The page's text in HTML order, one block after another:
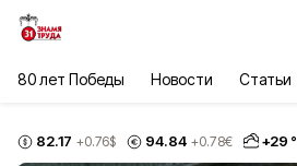
80 лет Победы Новости Статьи
82.17 +0.76$ 94.84 +0.78€ +29